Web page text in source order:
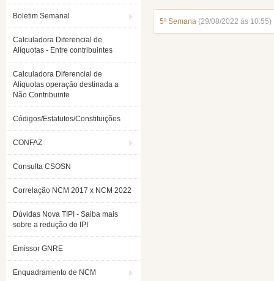
Boletim Semanal
Calculadora Diferencial de
Alíquotas - Entre contribuintes
Calculadora Diferencial de
Alíquotas operação destinada a
Não Contribuinte
Códigos/Estatutos/Constituições
CONFAZ
Consulta CSOSN
Correlação NCM 2017 x NCM 2022
Dúvidas Nova TIPI - Saiba mais
sobre a redução do IPI
Emissor GNRE
Enquadramento de NCM
5ª Semana (29/08/2022 ás 10:55)